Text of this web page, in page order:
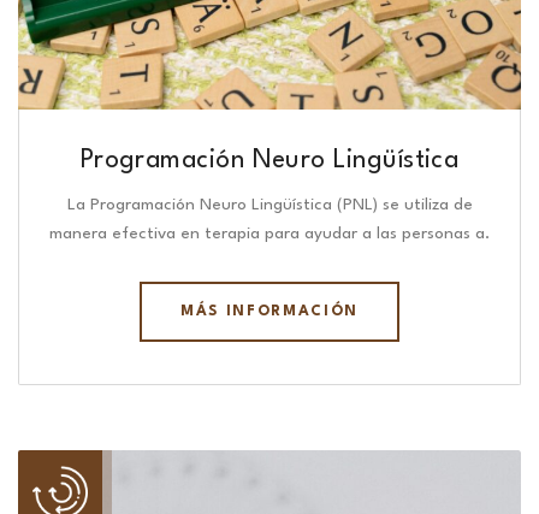
Programación Neuro Lingüística​
La Programación Neuro Lingüística (PNL) se utiliza de
manera efectiva en terapia para ayudar a las personas a.
MÁS INFORMACIÓN